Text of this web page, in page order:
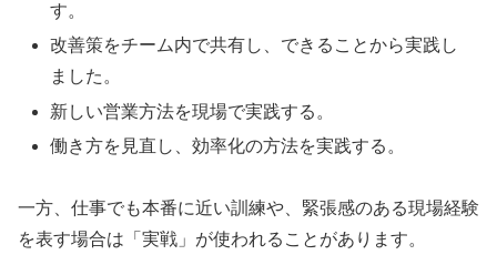
す。
改善策をチーム内で共有し、できることから実践し
ました。
新しい営業方法を現場で実践する。
働き方を見直し、効率化の方法を実践する。
一方、仕事でも本番に近い訓練や、緊張感のある現場経験
を表す場合は「実戦」が使われることがあります。